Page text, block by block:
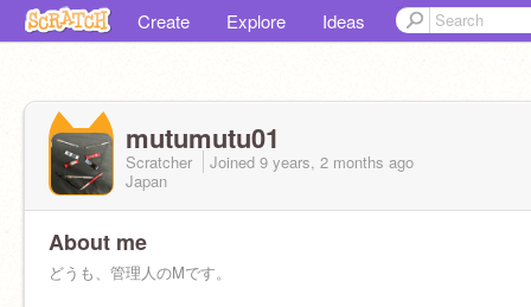
Create Explore Ideas
mutumutu01
Scratcher Joined 9 years, 2 months ago
Japan
About me
どうも、管理人のMです。